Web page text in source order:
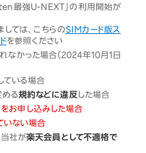
最強U-NEXT」の利用開始が
ては、こちらのSIMカード版ス
を参照ください
なかった場合（2024年10月1日
ている場合
る規約などに違反した場合
をお申し込みした場合
いない場合
当社が楽天会員として不適格で